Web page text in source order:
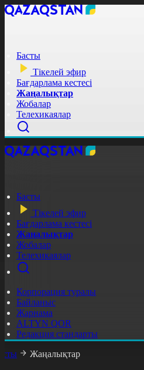
Басты
Тікелей эфир
Бағдарлама кестесі
Жаңалықтар
Жобалар
Телехикаялар
Басты
Тікелей эфир
Бағдарлама кестесі
Жаңалықтар
Жобалар
Телехикаялар
Корпорация туралы
Байланыс
Жарнама
ALTYN QOR
Редакция стандарты
Жаңалықтар